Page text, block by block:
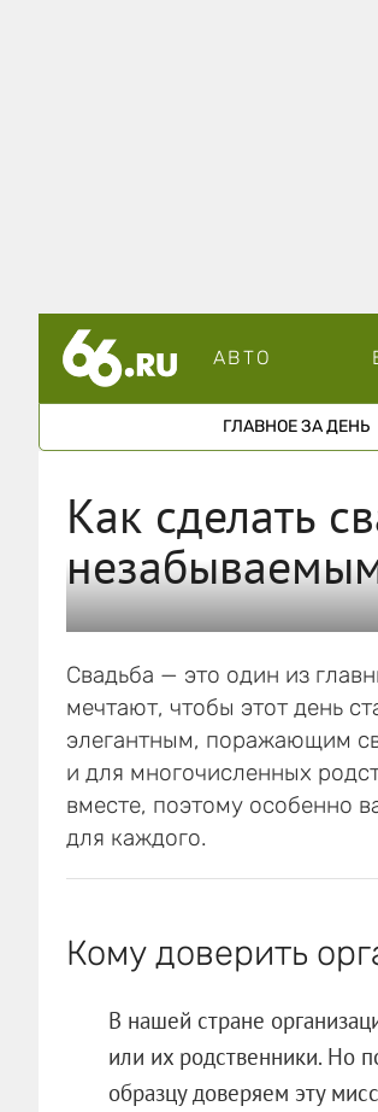
АВТО
ГЛАВНОЕ ЗА ДЕНЬ
Как сделать
Свадьба — это один из
мечтают, чтобы этот день
элегантным, поражающим
и для многочисленных
вместе, поэтому особенно
для каждого.
Кому доверить
В нашей стране
или их родственники. Но
образцу доверяем эту